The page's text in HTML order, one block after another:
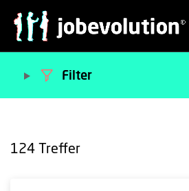
Filter
124 Treffer